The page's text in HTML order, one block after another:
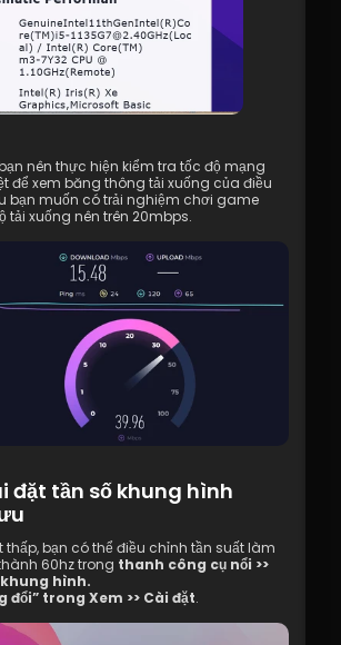
nên thực hiện kiểm tra tốc độ mạng
để xem băng thông tải xuống của điều
bạn muốn có trải nghiệm chơi game
tải xuống nên trên 20mbps.
đặt tần số khung hình
thấp, bạn có thể điều chỉnh tần suất làm
60hz trong thanh công cụ nổi >>
khung hình.
đổi” trong Xem >> Cài đặt.